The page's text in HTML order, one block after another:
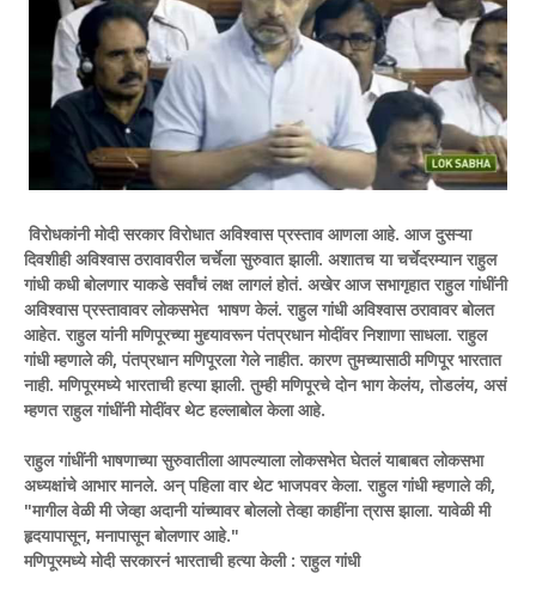
विरोधकांनी मोदी सरकार विरोधात अविश्वास प्रस्ताव आणला आहे. आज दुसऱ्या
दिवशीही अविश्वास ठरावावरील चर्चेला सुरुवात झाली. अशातच या चर्चेदरम्यान राहुल
गांधी कधी बोलणार याकडे सर्वांचं लक्ष लागलं होतं. अखेर आज सभागृहात राहुल गांधींनी
अविश्‍वास प्रस्तावावर लोकसभेत भाषण केलं. राहुल गांधी अविश्वास ठरावावर बोलत
आहेत. राहुल यांनी मणिपूरच्या मुद्द्यावरून पंतप्रधान मोदींवर निशाणा साधला. राहुल
गांधी म्हणाले की, पंतप्रधान मणिपूरला गेले नाहीत. कारण तुमच्यासाठी मणिपूर भारतात
नाही. मणिपूरमध्ये भारताची हत्या झाली. तुम्ही मणिपूरचे दोन भाग केलंय, तोडलंय, असं
म्हणत राहुल गांधींनी मोदींवर थेट हल्लाबोल केला आहे.
राहुल गांधींनी भाषणाच्या सुरुवातीला आपल्याला लोकसभेत घेतलं याबाबत लोकसभा
अध्यक्षांचे आभार मानले. अन् पहिला वार थेट भाजपवर केला. राहुल गांधी म्हणाले की,
"मागील वेळी मी जेव्हा अदानी यांच्यावर बोललो तेव्हा काहींना त्रास झाला. यावेळी मी
हृदयापासून, मनापासून बोलणार आहे."
मणिपूरमध्ये मोदी सरकारनं भारताची हत्या केली : राहुल गांधी